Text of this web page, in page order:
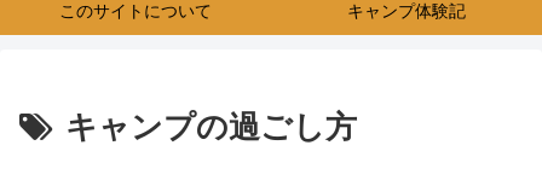
このサイトについて キャンプ体験記
キャンプの過ごし方